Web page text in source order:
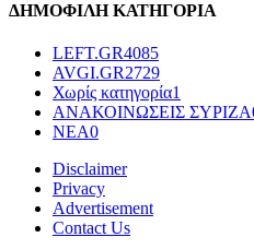
ΔΗΜΟΦΙΛΗ ΚΑΤΗΓΟΡΙΑ
LEFT.GR4085
AVGI.GR2729
Χωρίς κατηγορία1
ΑΝΑΚΟΙΝΩΣΕΙΣ ΣΥΡΙΖΑ
ΝΕΑ0
Disclaimer
Privacy
Advertisement
Contact Us